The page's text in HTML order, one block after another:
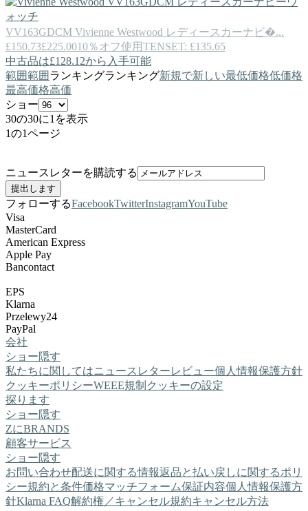
VV163GDCM Vivienne Westwood レディースカーナビ�...
£150.73£225.0010％オフ使用TENSET: £135.65
中古品は£128.12から入手可能
範囲範囲 ランキングランキング新規で新しい最低価格低価格
最高価格高価
ショー
30の30に1を表示
1の1ページ
ニュースレターを購読する
フォローするFacebookTwitterInstagramYouTube
Visa
MasterCard
American Express
Apple Pay
Bancontact
EPS
Klarna
Przelewy24
PayPal
会社
ショー隠す
私たちに関してはニュースレターレビュー個人情報保護方針
クッキーポリシーWEEE規制 クッキーの設定
探ります
ショー隠す
ZにBRANDS
顧客サービス
ショー隠す
お問い合わせ配送に関する情報返品と払い戻しに関するポリ
シー規約と条件価格マッチフォーム保証内容個人情報保護方
針Klarna FAQ解約権／キャンセル規約キャンセル方法